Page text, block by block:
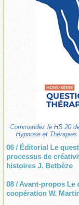
Commandez le HS 20
Hypnose et Thérapies
06 / Éditorial Le questionnement thérapeutique Favoriser le
processus de
histoires J. Betbèze
08 / Avant-propos
coopération W.